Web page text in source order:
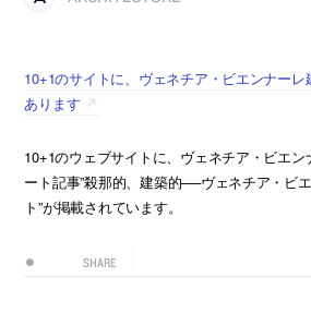
10+1のサイトに、ヴェネチア・ビエンナー
あります
10+1のウェブサイトに、ヴェネチア・ビエ
ート記事”殺那的、建築的──ヴェネチア・ビ
ト”が掲載されています。
SHARE